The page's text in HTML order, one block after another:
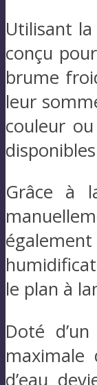
Utilisant
conçu
brume
leur
couleur
Grâce à
le plan à
Doté
maximale
d’eau